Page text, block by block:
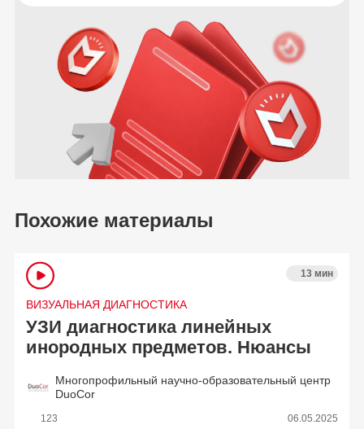
Похожие материалы
ВИЗУАЛЬНАЯ ДИАГНОСТИКА
13 мин
УЗИ диагностика линейных
инородных предметов. Нюансы
Многопрофильный научно-образовательный центр
DuoCor
123 06.05.2025